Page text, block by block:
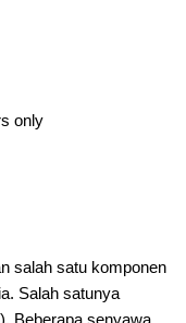
only
salah satu komponen
Salah satunya